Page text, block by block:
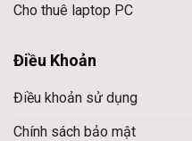
Cho thuê laptop PC
Điều Khoản
Điều khoản sử dụng
Chính sách bảo mật